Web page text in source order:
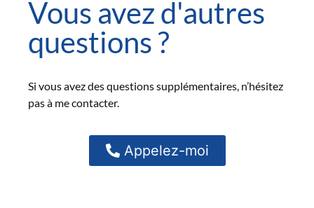
Vous avez d'autres
questions ?
Si vous avez des questions supplémentaires, n’hésitez
pas à me contacter.
Appelez-moi